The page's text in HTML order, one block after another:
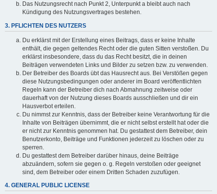
Das Nutzungsrecht nach Punkt 2, Unterpunkt a bleibt auch nach
Kündigung des Nutzungsvertrages bestehen.
3. PFLICHTEN DES NUTZERS
Du erklärst mit der Erstellung eines Beitrags, dass er keine Inhalte
enthält, die gegen geltendes Recht oder die guten Sitten verstoßen. Du
erklärst insbesondere, dass du das Recht besitzt, die in deinen
Beiträgen verwendeten Links und Bilder zu setzen bzw. zu verwenden.
Der Betreiber des Boards übt das Hausrecht aus. Bei Verstößen gegen
diese Nutzungsbedingungen oder anderer im Board veröffentlichten
Regeln kann der Betreiber dich nach Abmahnung zeitweise oder
dauerhaft von der Nutzung dieses Boards ausschließen und dir ein
Hausverbot erteilen.
Du nimmst zur Kenntnis, dass der Betreiber keine Verantwortung für die
Inhalte von Beiträgen übernimmt, die er nicht selbst erstellt hat oder die
er nicht zur Kenntnis genommen hat. Du gestattest dem Betreiber, dein
Benutzerkonto, Beiträge und Funktionen jederzeit zu löschen oder zu
sperren.
Du gestattest dem Betreiber darüber hinaus, deine Beiträge
abzuändern, sofern sie gegen o. g. Regeln verstoßen oder geeignet
sind, dem Betreiber oder einem Dritten Schaden zuzufügen.
4. GENERAL PUBLIC LICENSE